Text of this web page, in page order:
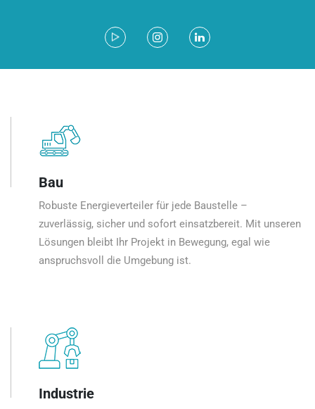
Bau
Robuste Energieverteiler für jede Baustelle –
zuverlässig, sicher und sofort einsatzbereit. Mit unseren
Lösungen bleibt Ihr Projekt in Bewegung, egal wie
anspruchsvoll die Umgebung ist.
Industrie